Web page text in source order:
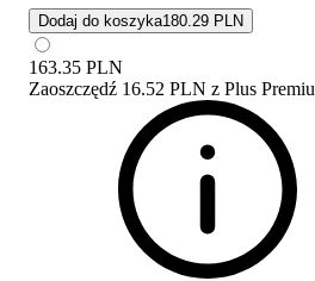
Dodaj do koszyka180.29 PLN
163.35 PLN
Zaoszczędź 16.52 PLN z Plus